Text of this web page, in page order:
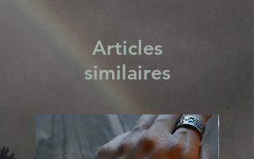
Articles
similaires